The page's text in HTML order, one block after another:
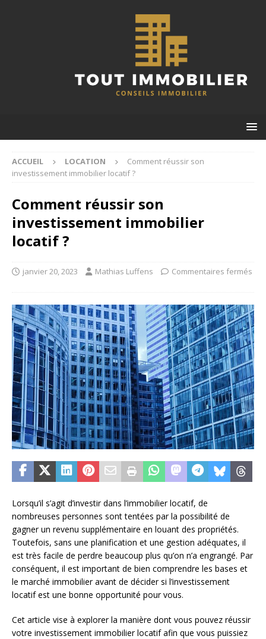
ACCUEIL LOCATION
Comment réussir son
investissement immobilier locatif ?
Comment réussir son
investissement immobilier
locatif ?
janvier 20, 2023 Mathias Luffens Commentaires fermés
Lorsqu’il s’agit d’investir dans l’immobilier locatif, de
nombreuses personnes sont tentées par la possibilité de
gagner un revenu supplémentaire en louant des propriétés.
Toutefois, sans une planification et une gestion adéquates, il
est très facile de perdre beaucoup plus qu’on n’a engrangé. Par
conséquent, il est important de bien comprendre les bases et
le marché immobilier avant de décider si l’investissement
locatif est une bonne opportunité pour vous.
Cet article vise à explorer la manière dont vous pouvez réussir
votre investissement immobilier locatif afin que vous puissiez